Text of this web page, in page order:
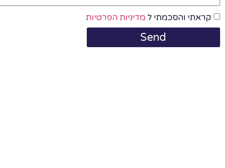
קראתי והסכמתי ל מדיניות הפרטיות
Send